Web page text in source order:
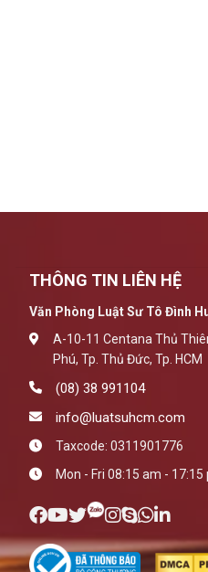
THÔNG TIN LIÊN HỆ
Văn Phòng Luật Sư Tô Đình
A-10-11 Centana Thủ
Phú, Tp. Thủ Đức, Tp. HCM
(08) 38 991104
info@luatsuhcm.com
Taxcode: 0311901776
Mon - Fri 08:15 am - 17:15